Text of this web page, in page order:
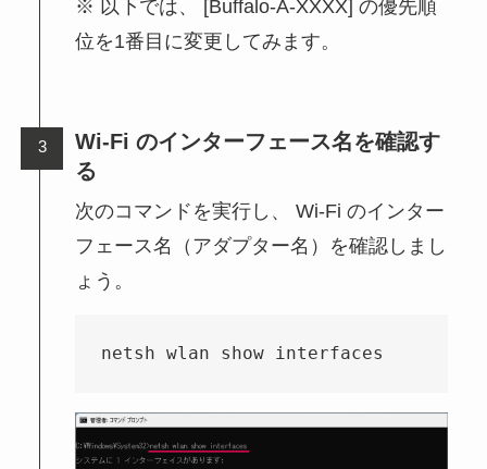
以下では、 [Buffalo-A-XXXX] の優先順
位を1番目に変更してみます。
Wi-Fi のインターフェース名を確認す
る
次のコマンドを実行し、 Wi-Fi のインター
フェース名（アダプター名）を確認しまし
ょう。
netsh wlan show interfaces